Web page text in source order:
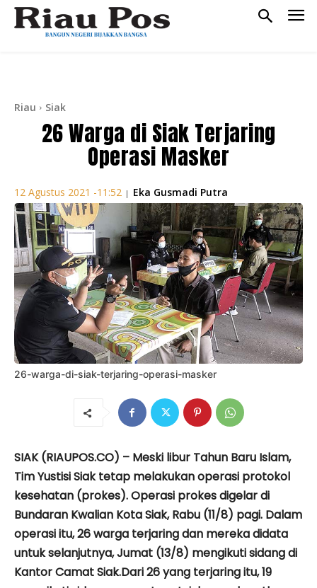
Riau Siak
26 Warga di Siak Terjaring
Operasi Masker
12 Agustus 2021 -11:52 | Eka Gusmadi Putra
26-warga-di-siak-terjaring-operasi-masker
SIAK (RIAUPOS.CO) – Meski libur Tahun Baru Islam,
Tim Yustisi Siak tetap melakukan operasi protokol
kesehatan (prokes). Operasi prokes digelar di
Bundaran Kwalian Kota Siak, Rabu (11/8) pagi. Dalam
operasi itu, 26 warga terjaring dan mereka didata
untuk selanjutnya, Jumat (13/8) mengikuti sidang di
Kantor Camat Siak.Dari 26 yang terjaring itu, 19